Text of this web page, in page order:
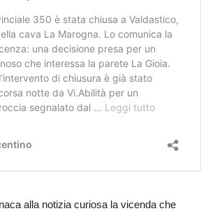
alla notizia curiosa la vicenda che